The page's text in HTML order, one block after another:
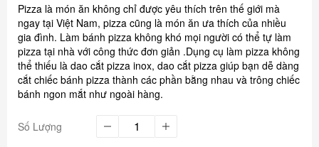
Pizza là món ăn không chỉ được yêu thích trên thế giới mà
ngay tại Việt Nam, pizza cũng là món ăn ưa thích của nhiều
gia đình. Làm bánh pizza không khó mọi người có thể tự làm
pizza tại nhà với công thức đơn giản .Dụng cụ làm pizza không
thể thiếu là dao cắt pizza inox, dao cắt pizza giúp bạn dễ dàng
cắt chiếc bánh pizza thành các phần bằng nhau và trông chiếc
bánh ngon mắt như ngoài hàng.
Số Lượng